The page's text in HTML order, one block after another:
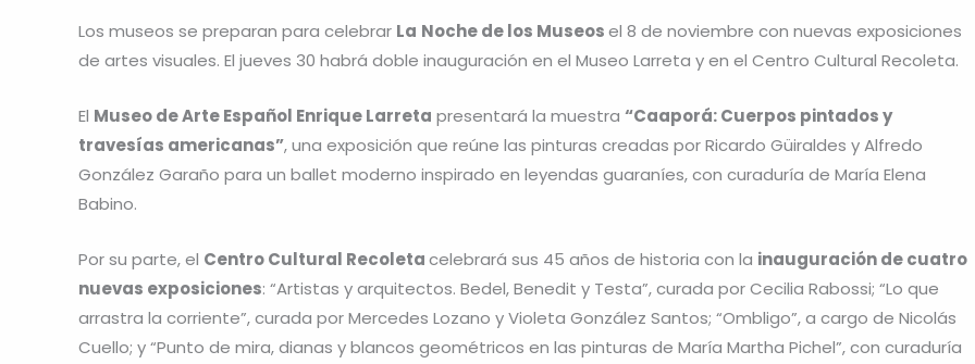
Los museos se preparan para celebrar La Noche de los Museosel 8 de noviembre con nuevas exposiciones
de artes visuales. El jueves 30 habrá doble inauguración en el Museo Larreta y en el Centro Cultural Recoleta.
El Museo de Arte Español Enrique Larreta presentará la muestra “Caaporá: Cuerpos pintados y
travesías americanas”, una exposición que reúne las pinturas creadas por Ricardo Güiraldes y Alfredo
González Garaño para un ballet moderno inspirado en leyendas guaraníes, con curaduría de María Elena
Babino.
Por su parte, el Centro Cultural Recoletacelebrará sus 45 años de historia con la inauguración de cuatro
nuevas exposiciones: “Artistas y arquitectos. Bedel, Benedit y Testa”, curada por Cecilia Rabossi; “Lo que
arrastra la corriente”, curada por Mercedes Lozano y Violeta González Santos; “Ombligo”, a cargo de Nicolás
Cuello; y “Punto de mira, dianas y blancos geométricos en las pinturas de María Martha Pichel”, con curaduría